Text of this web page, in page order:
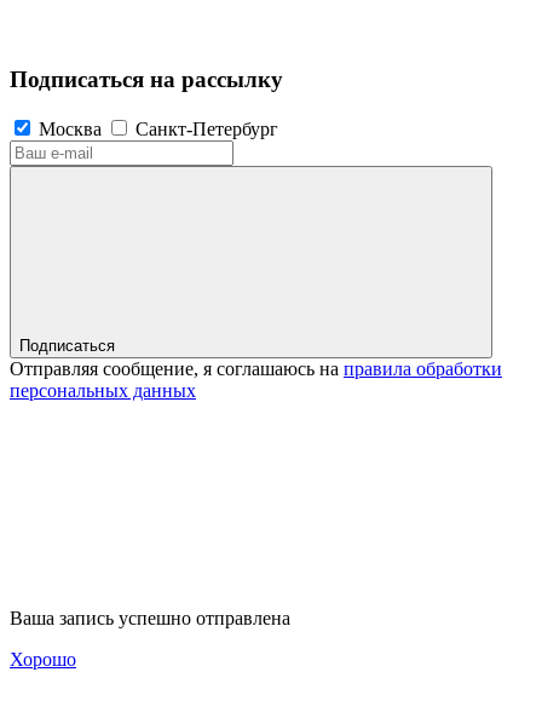
Подписаться на рассылку
Москва Санкт-Петербург
Подписаться
Отправляя сообщение, я соглашаюсь на правила обработки
персональных данных
Ваша запись успешно отправлена
Хорошо